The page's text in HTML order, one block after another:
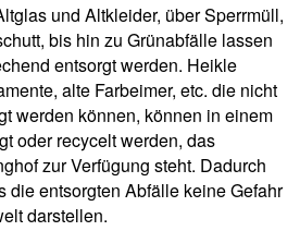
und Altkleider, über Sperrmüll,
bis hin zu Grünabfälle lassen
entsorgt werden. Heikle
alte Farbeimer, etc. die nicht
werden können, können in einem
oder recycelt werden, das
zur Verfügung steht. Dadurch
die entsorgten Abfälle keine Gefahr
darstellen.